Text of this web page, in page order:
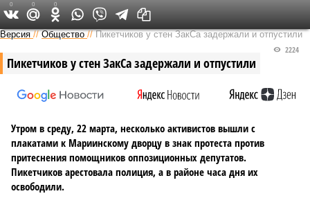
Версия на Неве
Версия //Общество //Пикетчиков у стен ЗакСа задержали и отпустили
Пикетчиков у стен ЗакСа задержали и отпустили
2224
Утром в среду, 22 марта, несколько активистов вышли с
плакатами к Мариинскому дворцу в знак протеста против
притеснения помощников оппозиционных депутатов.
Пикетчиков арестовала полиция, а в районе часа дня их
освободили.
0 0 0